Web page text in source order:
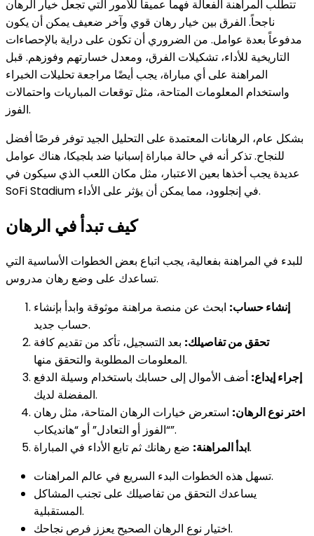
تتطلب المراهنة الفعالة فهماً عميقاً للأمور التي تجعل خيار الرهان
ناجحاً. الفرق بين خيار رهان قوي وآخر ضعيف يمكن أن يكون
مدفوعاً بعدة عوامل. من الضروري أن تكون على دراية بالإحصاءات
التاريخية للأداء، تشكيلات الفرق، ومعدل خسارتهم وفوزهم. قبل
المراهنة على أي مباراة، يجب أيضًا مراجعة تحليلات الخبراء
واستخدام المعلومات المتاحة، مثل توقعات المباريات واحتمالات
الفوز.
بشكل عام، الرهانات المعتمدة على التحليل الجيد توفر فرصًا أفضل
للنجاح. تذكر أنه في حالة مباراة إسبانيا ضد بلجيكا، هناك عوامل
عديدة يجب أخذها بعين الاعتبار، مثل مكان اللعب الذي سيكون في
SoFi Stadium في إنجلوود، مما يمكن أن يؤثر على الأداء.
كيف تبدأ في الرهان
للبدء في المراهنة بفعالية، يجب اتباع بعض الخطوات الأساسية التي
تساعدك على وضع رهان مدروس.
إنشاء حساب: ابحث عن منصة مراهنة موثوقة وابدأ بإنشاء
حساب جديد.
تحقق من تفاصيلك: بعد التسجيل، تأكد من تقديم كافة
المعلومات المطلوبة والتحقق منها.
إجراء إيداع: أضف الأموال إلى حسابك باستخدام وسيلة الدفع
المفضلة لديك.
اختر نوع الرهان: استعرض خيارات الرهان المتاحة، مثل رهان
“الفوز أو التعادل” أو “هانديكاب”.
ابدأ المراهنة:ضع رهانك ثم تابع الأداء في المباراة.
تسهل هذه الخطوات البدء السريع في عالم المراهنات.
يساعدك التحقق من تفاصيلك على تجنب المشاكل
المستقبلية.
اختيار نوع الرهان الصحيح يعزز فرص نجاحك.